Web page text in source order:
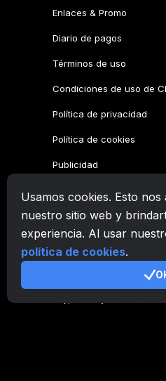
Usamos cookies. Esto
nuestro sitio web y
experiencia. Al usar
política de cookies.
Enlaces & Promo
Diario de pagos
Términos de uso
Condiciones de uso de
Política de privacidad
Política de cookies
Publicidad
Familia CryptoTab
CryptoTabNavegador
CryptoTabpara Android
para Android